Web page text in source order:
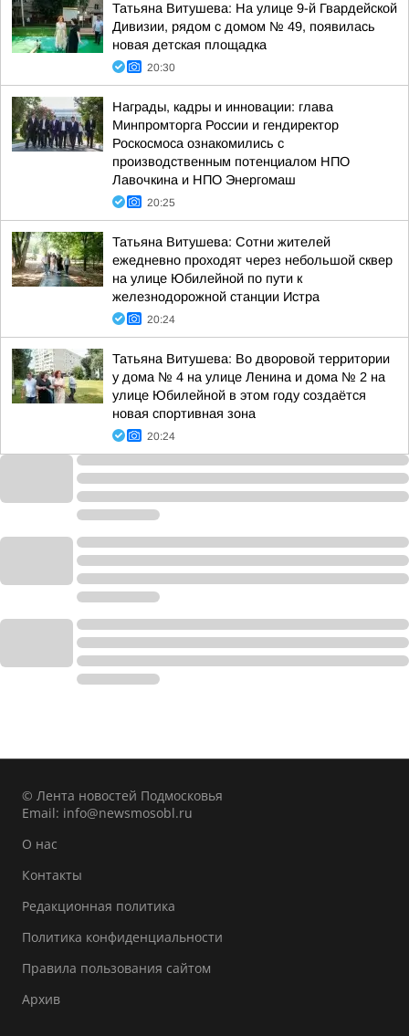
Татьяна Витушева: На улице 9-й Гвардейской
Дивизии, рядом с домом № 49, появилась
новая детская площадка
20:30
Награды, кадры и инновации: глава
Минпромторга России и гендиректор
Роскосмоса ознакомились с
производственным потенциалом НПО
Лавочкина и НПО Энергомаш
20:25
Татьяна Витушева: Сотни жителей
ежедневно проходят через небольшой сквер
на улице Юбилейной по пути к
железнодорожной станции Истра
20:24
Татьяна Витушева: Во дворовой территории
у дома № 4 на улице Ленина и дома № 2 на
улице Юбилейной в этом году создаётся
новая спортивная зона
20:24
© Лента новостей Подмосковья
Email: info@newsmosobl.ru
О нас
Контакты
Редакционная политика
Политика конфиденциальности
Правила пользования сайтом
Архив